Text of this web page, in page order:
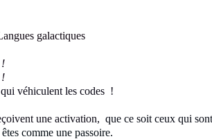
galactiques
!
!
véhiculent les codes !
une activation, que ce soit ceux qui
comme une passoire.